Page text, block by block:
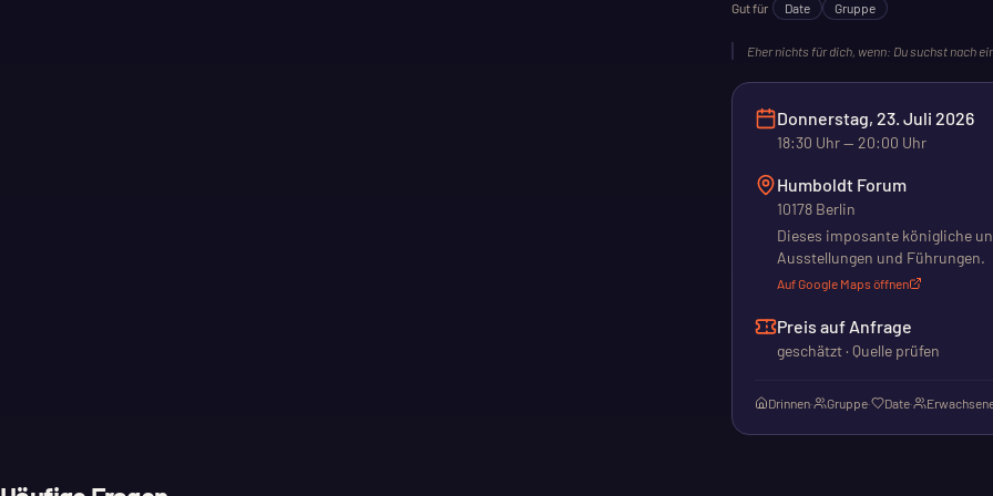
Gut für Date Gruppe
Eher nichts für dich, wenn: Du suchst nach
Donnerstag, 23. Juli 2026
18:30 Uhr— 20:00 Uhr
Humboldt Forum
10178 Berlin
Dieses imposante königliche
Ausstellungen und Führungen.
Auf Google Maps öffnen
Preis auf Anfrage
geschätzt · Quelle prüfen
Drinnen· Gruppe· Date·